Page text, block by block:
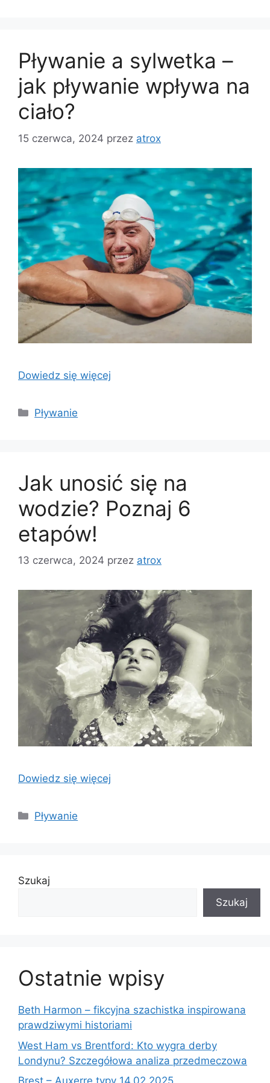
Pływanie a sylwetka –
jak pływanie wpływa na
ciało?
15 czerwca, 2024 przez atrox
Dowiedz się więcej
Kategorie
Pływanie
Jak unosić się na
wodzie? Poznaj 6
etapów!
13 czerwca, 2024 przez atrox
Dowiedz się więcej
Kategorie
Pływanie
Szukaj
Szukaj
Ostatnie wpisy
Beth Harmon – fikcyjna szachistka inspirowana
prawdziwymi historiami
West Ham vs Brentford: Kto wygra derby
Londynu? Szczegółowa analiza przedmeczowa